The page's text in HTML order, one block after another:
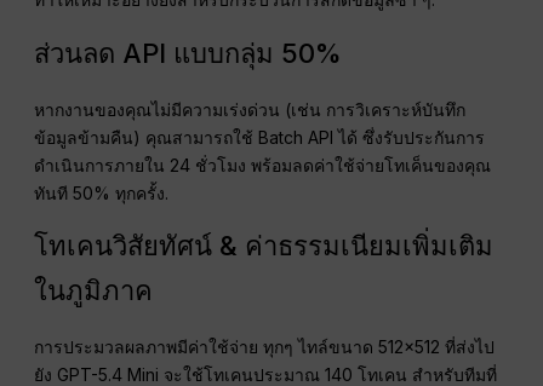
ส่วนลด API แบบกลุ่ม 50%
หากงานของคุณไม่มีความเร่งด่วน (เช่น การวิเคราะห์บันทึก
ข้อมูลข้ามคืน) คุณสามารถใช้ Batch API ได้ ซึ่งรับประกันการ
ดำเนินการภายใน 24 ชั่วโมง พร้อมลดค่าใช้จ่ายโทเค็นของคุณ
ทันที 50% ทุกครั้ง.
โทเคนวิสัยทัศน์ & ค่าธรรมเนียมเพิ่มเติม
ในภูมิภาค
การประมวลผลภาพมีค่าใช้จ่าย ทุกๆ ไทล์ขนาด 512×512 ที่ส่งไป
ยัง GPT-5.4 Mini จะใช้โทเคนประมาณ 140 โทเคน สำหรับทีมที่